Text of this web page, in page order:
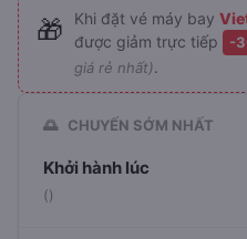
🎁 Khi đặt vé máy bay
được giảm trực tiếp
-
giá rẻ nhất).
🌅 CHUYẾN SỚM NHẤT
Khởi hành lúc
()